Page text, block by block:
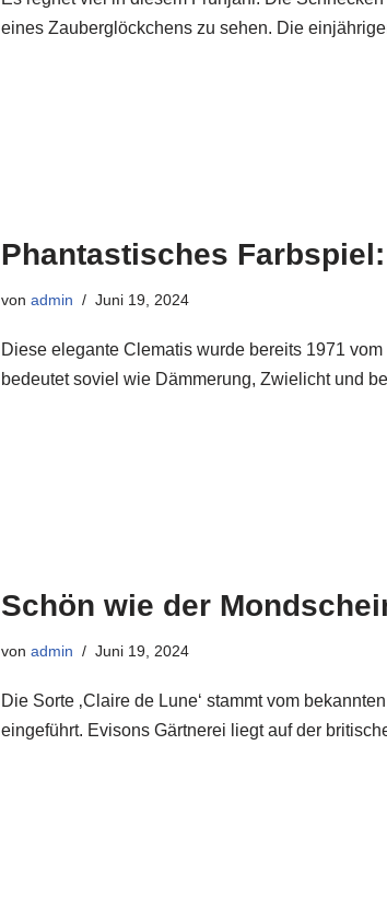
eines Zauberglöckchens zu sehen. Die
Phantastisches Farbspiel:
von admin Juni 19, 2024
Diese elegante Clematis wurde bereits 1971
bedeutet soviel wie Dämmerung, Zwielicht und
Schön wie der
von admin Juni 19, 2024
Die Sorte ‚Claire de Lune‘ stammt vom
eingeführt. Evisons Gärtnerei liegt auf der